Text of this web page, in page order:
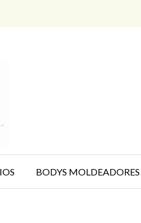
BODYS MOLDEADORES